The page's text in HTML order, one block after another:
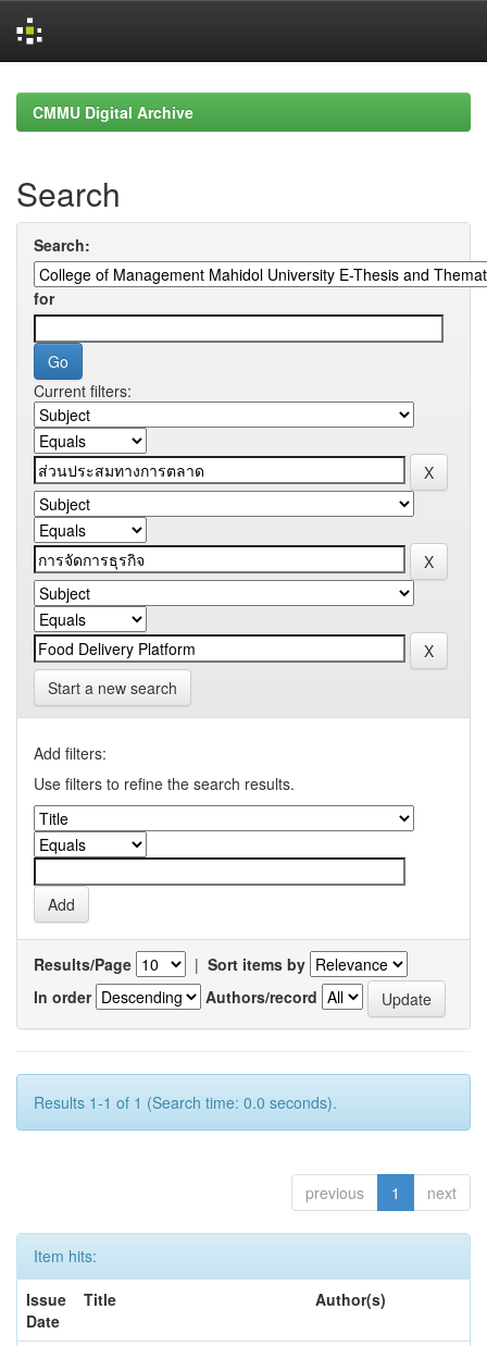
navigationCMMU Digital Archive
Search
Search:
for
Current filters:
Start a new search
Add filters:
Use filters to refine the search results.
Results/Page | Sort items by
In order
Authors/record
Results 1-1 of 1 (Search time: 0.0 seconds).
previous 1 next
Item hits:
Issue
Date
Title Author(s)